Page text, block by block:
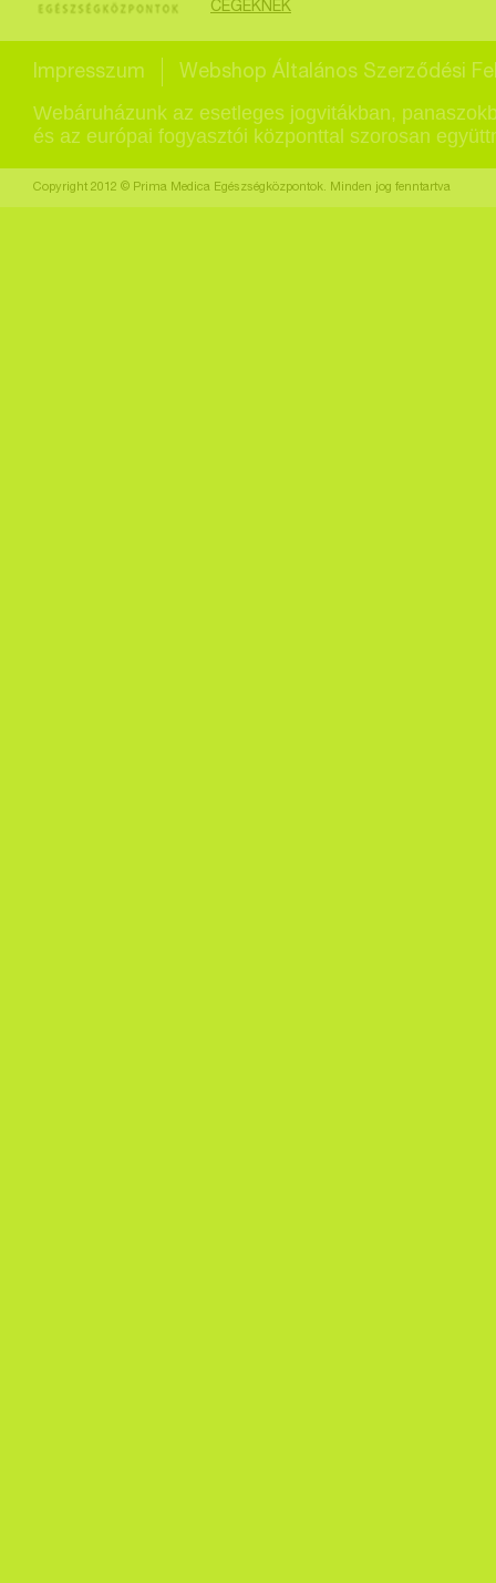
CÉGEKNEK
Impresszum Webshop Általános Szerződési
Webáruházunk az esetleges jogvitákban,
és az európai fogyasztói központtal szorosan
Copyright 2012 © Prima Medica Egészségközpontok. Minden jog fenntartva